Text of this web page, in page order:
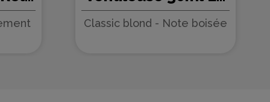
-
Grand Rôle des
Abeilles - Protect (5
Classic blond - Note boisée